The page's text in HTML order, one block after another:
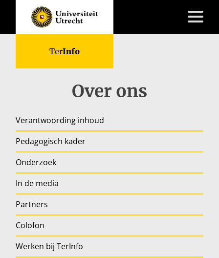
TerInfo
Lesmateriaal
Kennisbank
Do’s
&
Don’ts
Over
ons
FAQ
Contact
Inloggen
Over ons
Verantwoording inhoud
Pedagogisch kader
Onderzoek
In de media
Partners
Colofon
Werken bij TerInfo